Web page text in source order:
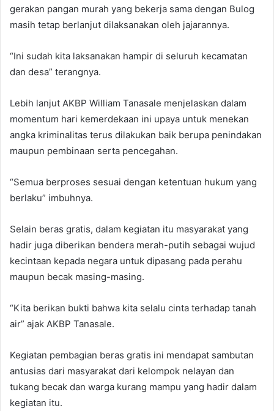
gerakan pangan murah yang bekerja sama dengan Bulog
masih tetap berlanjut dilaksanakan oleh jajarannya.
“Ini sudah kita laksanakan hampir di seluruh kecamatan
dan desa” terangnya.
Lebih lanjut AKBP William Tanasale menjelaskan dalam
momentum hari kemerdekaan ini upaya untuk menekan
angka kriminalitas terus dilakukan baik berupa penindakan
maupun pembinaan serta pencegahan.
“Semua berproses sesuai dengan ketentuan hukum yang
berlaku” imbuhnya.
Selain beras gratis, dalam kegiatan itu masyarakat yang
hadir juga diberikan bendera merah-putih sebagai wujud
kecintaan kepada negara untuk dipasang pada perahu
maupun becak masing-masing.
“Kita berikan bukti bahwa kita selalu cinta terhadap tanah
air” ajak AKBP Tanasale.
Kegiatan pembagian beras gratis ini mendapat sambutan
antusias dari masyarakat dari kelompok nelayan dan
tukang becak dan warga kurang mampu yang hadir dalam
kegiatan itu.